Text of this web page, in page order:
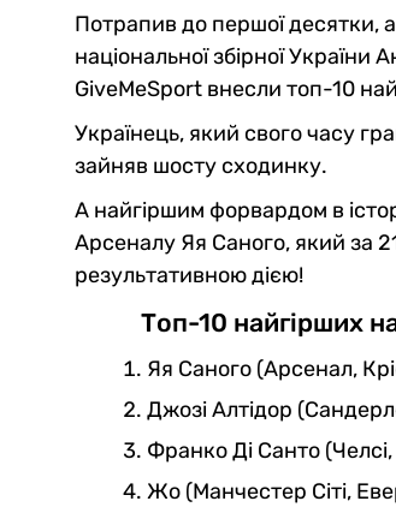
Потрапив до першої
національної збірної
GiveMeSport внесли топ-10
Українець, який свого часу
зайняв шосту сходинку.
А найгіршим форвардом в
Арсеналу Яя Саного, який за
результативною дією!
Топ-10 найгірших
Яя Саного (Арсенал,
Джозі Алтідор
Франко Ді Санто
Жо (Манчестер Сіті,